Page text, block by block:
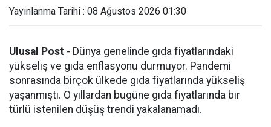
Yayınlanma Tarihi : 08 Ağustos 2026 01:30
Ulusal Post - Dünya genelinde gıda fiyatlarındaki
yükseliş ve gıda enflasyonu durmuyor. Pandemi
sonrasında birçok ülkede gıda fiyatlarında yükseliş
yaşanmıştı. O yıllardan bugüne gıda fiyatlarında bir
türlü istenilen düşüş trendi yakalanamadı.